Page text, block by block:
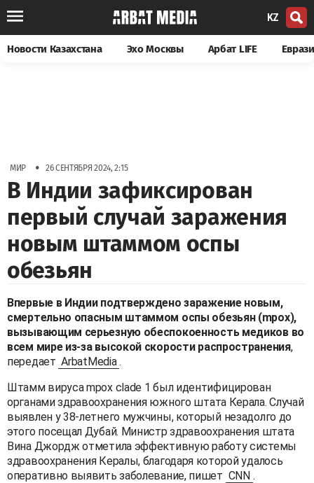
KZ
Новости Казахстана Эхо Москвы Арбат LIFE
МИР • 26 СЕНТЯБРЯ 2024, 2:15
В Индии зафиксирован
первый случай заражения
новым штаммом оспы
обезьян
Впервые в Индии подтверждено заражение новым,
смертельно опасным штаммом оспы обезьян (mpox),
вызывающим серьезную обеспокоенность медиков во
всем мире из-за высокой скорости распространения,
передает ArbatMedia .
Штамм вируса mpox сlade 1 был идентифицирован
органами здравоохранения южного штата Керала. Случай
выявлен у 38-летнего мужчины, который незадолго до
этого посещал Дубай. Министр здравоохранения штата
Вина Джордж отметила эффективную работу системы
здравоохранения Кералы, благодаря которой удалось
оперативно выявить заболевание, пишет CNN .